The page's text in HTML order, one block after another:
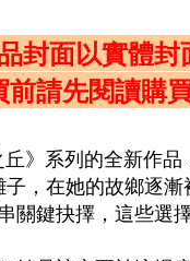
封面以實體封
前請先閱讀購
丘》系列的全新作
，在她的故鄉逐
關鍵抉擇，這些選